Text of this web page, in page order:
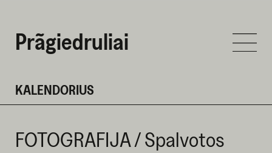
Prãgiedruliai
KALENDORIUS
FOTOGRAFIJA / Spalvotos